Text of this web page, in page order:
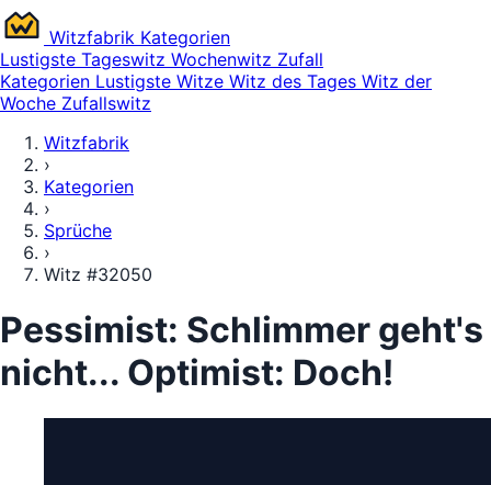
Witzfabrik Kategorien
Lustigste Tageswitz Wochenwitz Zufall
Kategorien Lustigste Witze Witz des Tages Witz der
Woche Zufallswitz
Witzfabrik
›
Kategorien
›
Sprüche
›
Witz #32050
Pessimist: Schlimmer geht's
nicht... Optimist: Doch!